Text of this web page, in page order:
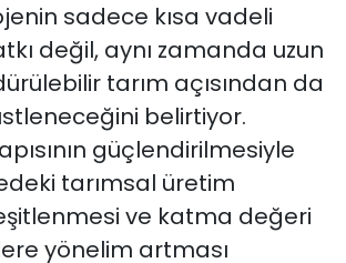
sadece kısa vadeli
değil, aynı zamanda uzun
tarım açısından da
belirtiyor.
güçlendirilmesiyle
tarımsal üretim
ve katma değeri
yönelim artması